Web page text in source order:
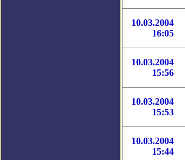
10.03.2004
16:05
10.03.2004
15:56
10.03.2004
15:53
10.03.2004
15:44